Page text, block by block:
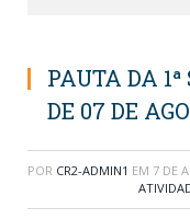
PAUTA DA
DE 07 DE
POR CR2-ADMIN1 EM 7 DE